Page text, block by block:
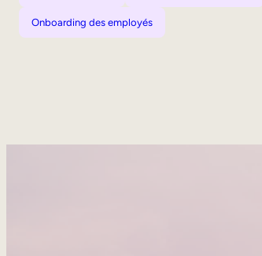
Onboarding des employés